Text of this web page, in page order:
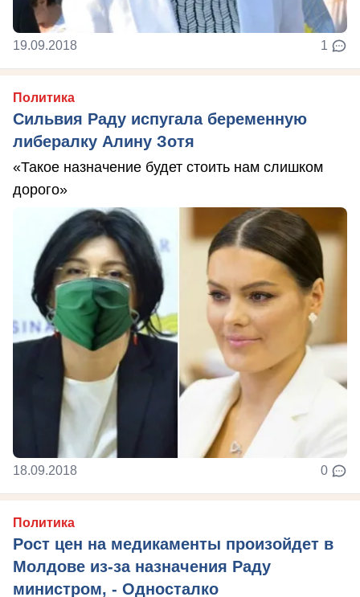
19.09.2018 1
Политика
Сильвия Раду испугала беременную
либералку Алину Зотя
«Такое назначение будет стоить нам слишком
дорого»
18.09.2018 0
Политика
Рост цен на медикаменты произойдет в
Молдове из-за назначения Раду
министром, - Односталко